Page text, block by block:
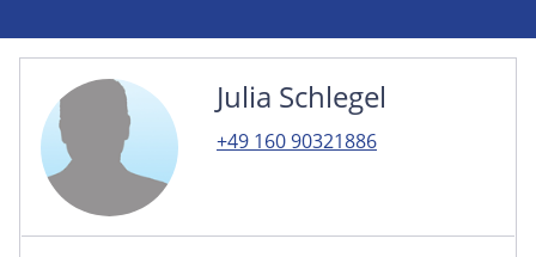
Julia Schlegel
+49 160 90321886